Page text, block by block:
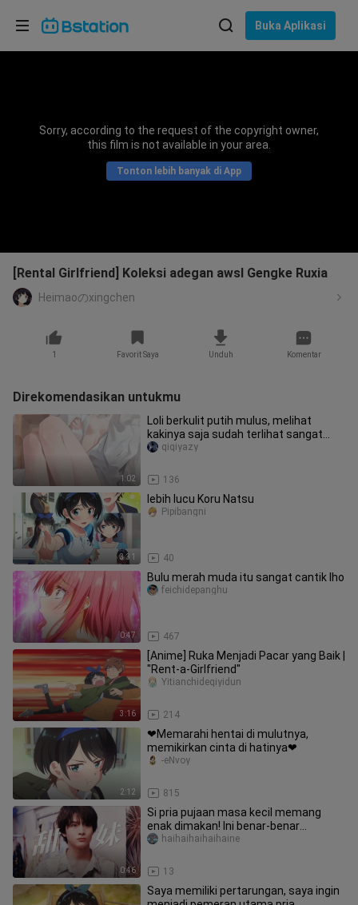
Buka Aplikasi
Sorry, according to the request of the copyright owner,
this film is not available in your area.
Tonton lebih banyak di App
[Rental Girlfriend] Koleksi adegan awsl Gengke Ruxia
Heimaoのxingchen
1 Favorit Saya Unduh Komentar
Direkomendasikan untukmu
1:02
Loli berkulit putih mulus, melihat
kakinya saja sudah terlihat sangat
enak untuk disentuh!
136
qiqiyazy
3:31
lebih lucu Koru Natsu
40
Pipibangni
0:47
Bulu merah muda itu sangat cantik lho
467
feichidepanghu
3:16
[Anime] Ruka Menjadi Pacar yang Baik |
"Rent-a-Girlfriend"
214
Yitianchideqiyidun
2:12
❤Memarahi hentai di mulutnya,
memikirkan cinta di hatinya❤
815
-eNvoy
0:46
Si pria pujaan masa kecil memang
enak dimakan! Ini benar-benar
penampilan Ayaha Kakeru setelah
13
haihaihaihaihaine
Saya memiliki pertarungan, saya ingin
Pilih bahasa
Bahasa Indonesia